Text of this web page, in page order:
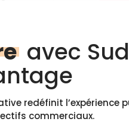
avec
redéfinit l’expérience
commerciaux.